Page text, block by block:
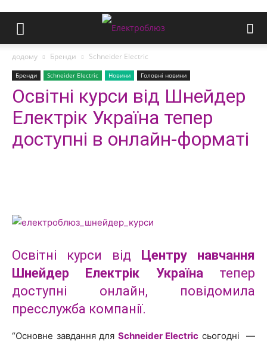
додому Бренди Schneider Electric
Бренди Schneider Electric Новини Головні новини
Освітні курси від Шнейдер
Електрік Україна тепер
доступні в онлайн-форматі
Освітні курси від Центру навчання
Шнейдер Електрік Українатепер
доступні онлайн, повідомила
пресслужба компанії.
“Основне завдання для Schneider Electric сьогодні —